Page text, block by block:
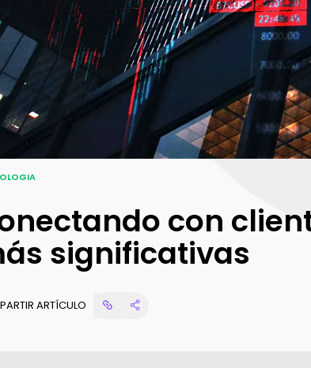
Analiza tus canales
pagos, sociales y propios
Content Analysis
Reporta tus resultados en
tiempo real
Audience Interactions
Gestiona fácilmente tus
bases de datos
Marketing Science
con
significativas
ARTÍCULO